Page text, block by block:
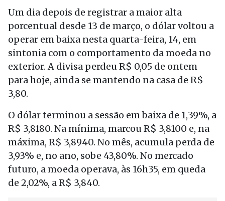
Um dia depois de registrar a maior alta
porcentual desde 13 de março, o dólar voltou a
operar em baixa nesta quarta-feira, 14, em
sintonia com o comportamento da moeda no
exterior. A divisa perdeu R$ 0,05 de ontem
para hoje, ainda se mantendo na casa de R$
3,80.
O dólar terminou a sessão em baixa de 1,39%, a
R$ 3,8180. Na mínima, marcou R$ 3,8100 e, na
máxima, R$ 3,8940. No mês, acumula perda de
3,93% e, no ano, sobe 43,80%. No mercado
futuro, a moeda operava, às 16h35, em queda
de 2,02%, a R$ 3,840.